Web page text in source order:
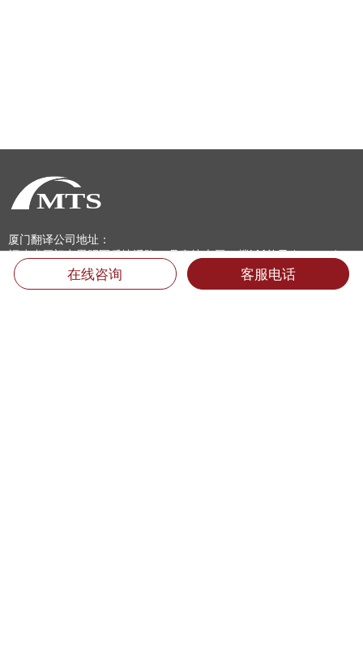
厦门翻译公司地址：
福建省厦门市思明区后埭溪路28号皇达大厦15楼LM单元 (361004)
电话：400-6618-000 （只需市话费）
电话：0592-5185157 5185733 5185681 5185682 5185159
在线咨询 客服电话